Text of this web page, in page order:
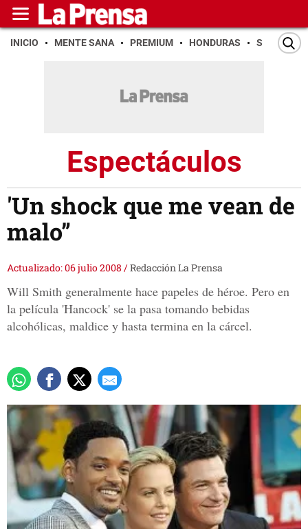
INICIO MENTE SANA PREMIUM HONDURAS SAN PEDRO
Espectáculos
'Un shock que me vean de
malo”
Actualizado: 06 julio 2008 /Redacción La Prensa
Will Smith generalmente hace papeles de héroe. Pero en
la película 'Hancock' se la pasa tomando bebidas
alcohólicas, maldice y hasta termina en la cárcel.